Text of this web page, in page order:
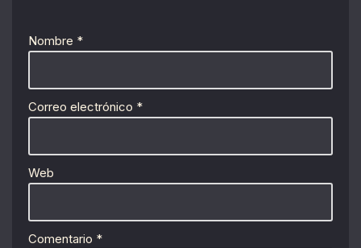
Nombre *
Correo electrónico *
Web
Comentario *